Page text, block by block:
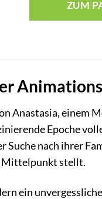
ZUM
Anastasia, einem
Epoche
nach ihrer
Mittelpunkt stellt.
ein